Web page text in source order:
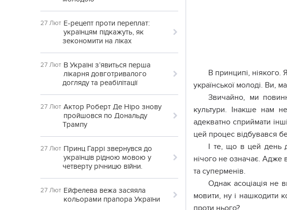
27 Лют Е-рецепт проти переплат:
українцям підкажуть, як
зекономити на ліках
27 Лют В Україні з’явиться перша
лікарня довготривалого
догляду та реабілітації
27 Лют Актор Роберт Де Ніро знову
пройшовся по Дональду
Трампу
27 Лют Принц Гаррі звернувся до
українців рідною мовою у
четверту річницю війни.
27 Лют Ейфелева вежа засяяла
кольорами прапора України
В принципі,
української молоді. Ви,
Звичайно, ми
культури. Інакше нам
адекватно сприймати
цей процес відбувався
І те, що в цей день
нічого не означає. Адже
та суперменів.
Однак асоціація не
мовити, ну і нашкодити
проти нього?